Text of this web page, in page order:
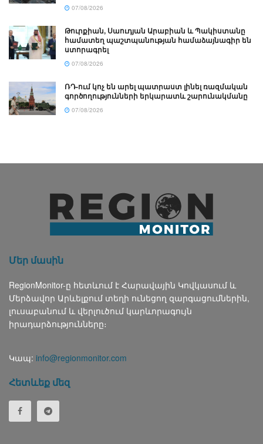
07/08/2026
Թուրքիան, Սաուդյան Արաբիան և Պակիստանը
համատեղ պաշտպանության համաձայնագիր են
ստորագրել
07/08/2026
ՌԴ-ում կոչ են արել պատրաստ լինել ռազմական
գործողությունների երկարատև շարունակմանը
07/08/2026
Մեր մասին
RegionMonitor-ը հետևում է Հարավային Կովկասում և
Մերձավոր Արևելքում տեղի ունեցող զարգացումներին,
լուսաբանում և վերլուծում կարևորագույն
իրադարձությունները։
Կապ: info@regionmonitor.com
Հետևեք մեզ